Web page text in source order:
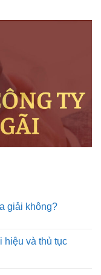
giải không?
hiệu và thủ tục